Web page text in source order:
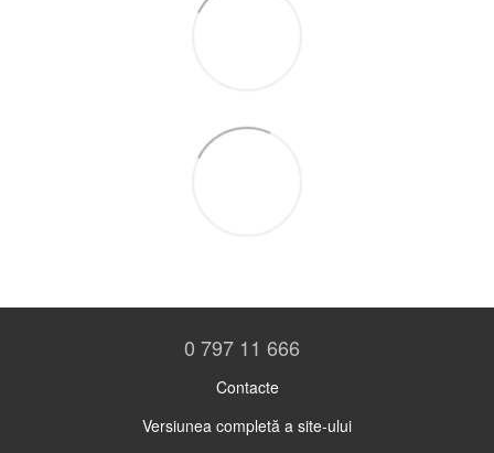
0 797 11 666
Contacte
Versiunea completă a site-ului